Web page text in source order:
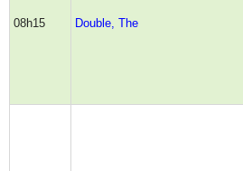
08h15 Double, The